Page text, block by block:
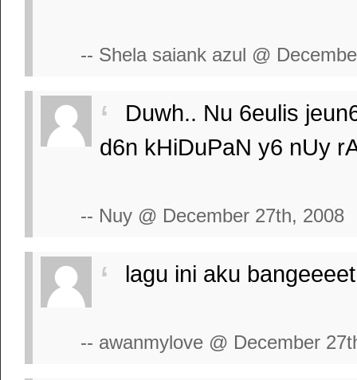
-- Shela saiank azul @
Duwh.. Nu 6eulis
d6n kHiDuPaN y6 nUy
-- Nuy @ December 27th, 2008
lagu ini aku
-- awanmylove @ December